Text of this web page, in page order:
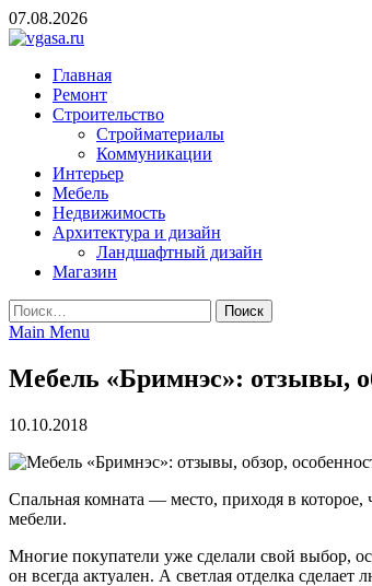
Skip
to
07.08.2026
vgasa.ru
Строительный журнал. Всё о строительстве и
Главная
Ремонт
Строительство
Стройматериалы
Коммуникации
Интерьер
Мебель
Недвижимость
Архитектура и дизайн
Ландшафтный дизайн
Магазин
Найти:
Main Menu
Мебель «Бримнэс»: отзывы,
10.10.2018
Спальная комната — место, приходя в
мебели.
Многие покупатели уже сделали свой выбор,
он всегда актуален. А светлая отделка